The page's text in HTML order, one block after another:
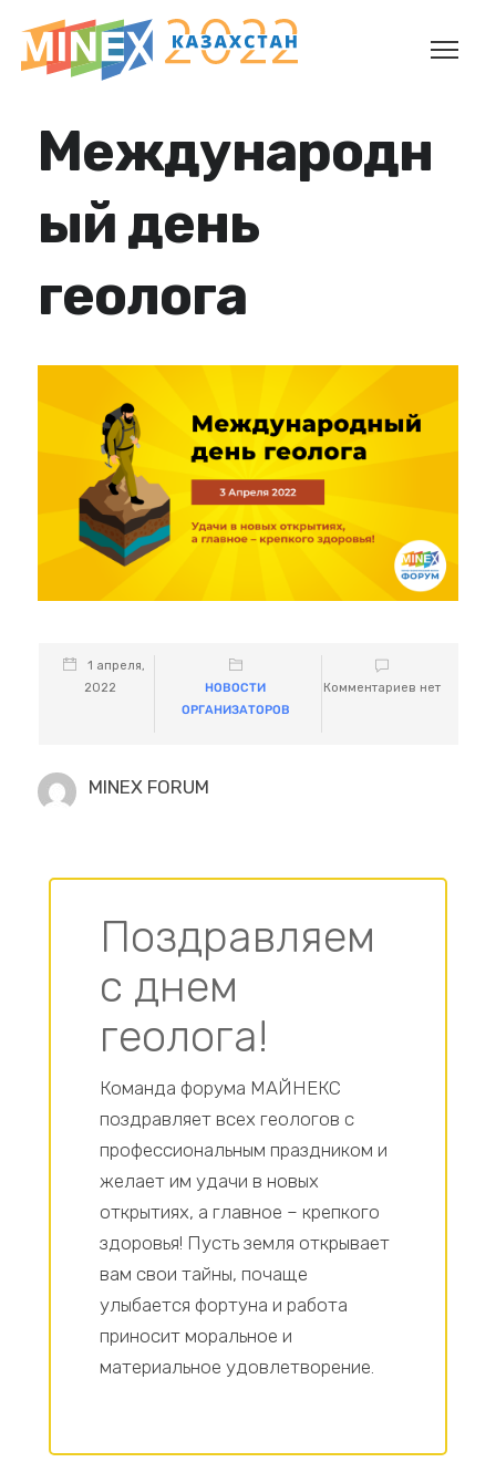
Международн
ый день
геолога
1 апреля,
2022
НОВОСТИ
ОРГАНИЗАТОРОВ
Комментариев нет
MINEX FORUM
Поздравляем
с днем
геолога!
Команда форума МАЙНЕКС
поздравляет всех геологов с
профессиональным праздником и
желает им удачи в новых
открытиях, а главное – крепкого
здоровья! Пусть земля открывает
вам свои тайны, почаще
улыбается фортуна и работа
приносит моральное и
материальное удовлетворение.